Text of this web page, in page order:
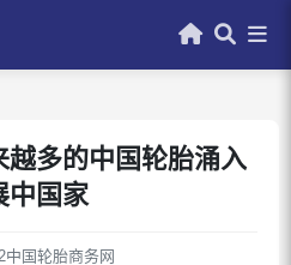
越多的中国轮胎涌入
中国家
中国轮胎商务网